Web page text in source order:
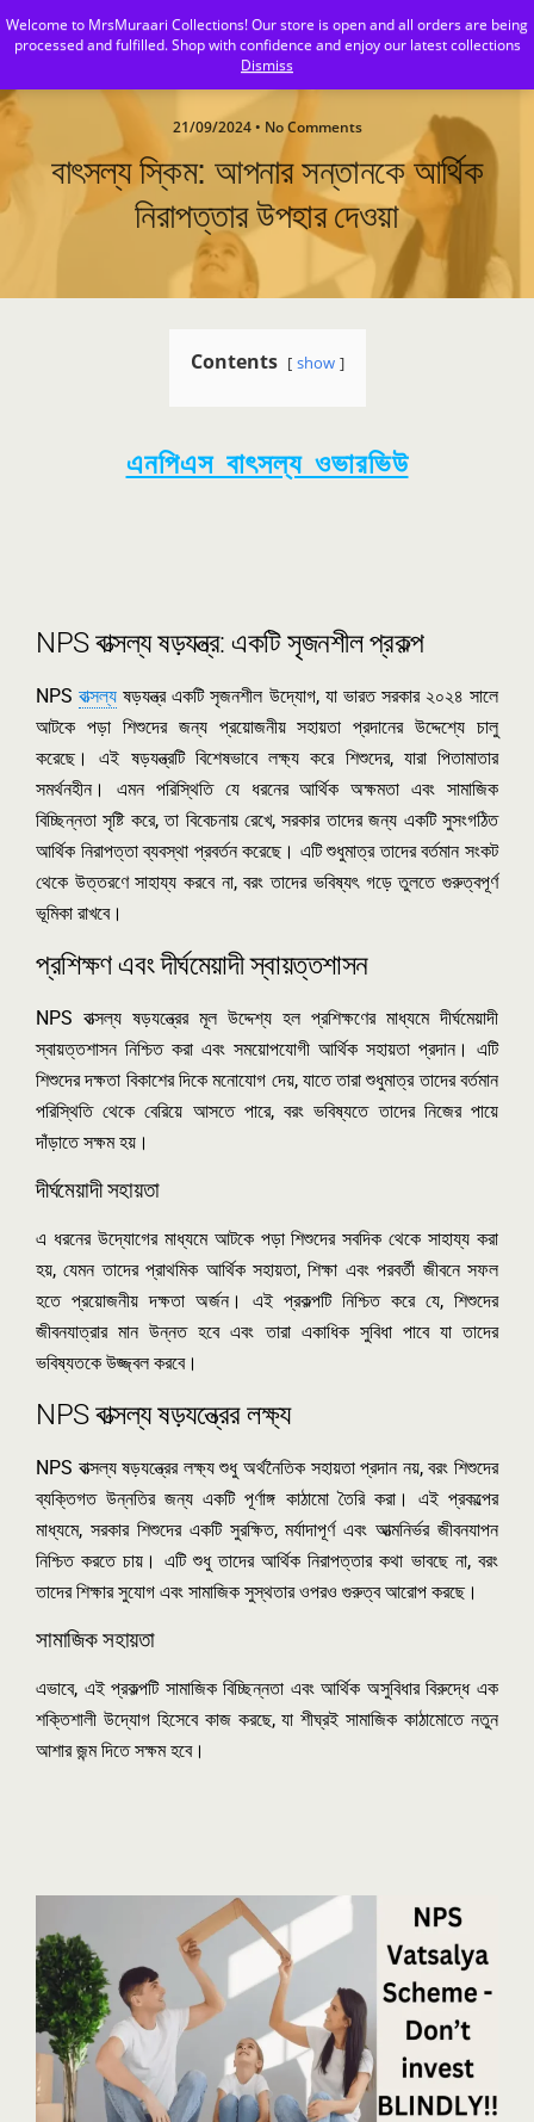
MrsMuraari
21/09/2024 • No Comments
বাৎসল্য স্কিম: আপনার সন্তানকে আর্থিক
নিরাপত্তার উপহার দেওয়া
Contents show
এনপিএস বাৎসল্য ওভারভিউ
NPS বাত্সল্য ষড়যন্ত্র: একটি সৃজনশীল প্রকল্প
NPSবাত্সল্য ষড়যন্ত্র একটি সৃজনশীল উদ্যোগ, যা ভারত সরকার ২০২৪ সালে
আটকে পড়া শিশুদের জন্য প্রয়োজনীয় সহায়তা প্রদানের উদ্দেশ্যে চালু
করেছে। এই ষড়যন্ত্রটি বিশেষভাবে লক্ষ্য করে শিশুদের, যারা পিতামাতার
সমর্থনহীন। এমন পরিস্থিতি যে ধরনের আর্থিক অক্ষমতা এবং সামাজিক
বিচ্ছিন্নতা সৃষ্টি করে, তা বিবেচনায় রেখে, সরকার তাদের জন্য একটি সুসংগঠিত
আর্থিক নিরাপত্তা ব্যবস্থা প্রবর্তন করেছে। এটি শুধুমাত্র তাদের বর্তমান সংকট
থেকে উত্তরণে সাহায্য করবে না, বরং তাদের ভবিষ্যৎ গড়ে তুলতে গুরুত্বপূর্ণ
ভূমিকা রাখবে।
প্রশিক্ষণ এবং দীর্ঘমেয়াদী স্বায়ত্তশাসন
NPS বাত্সল্য ষড়যন্ত্রের মূল উদ্দেশ্য হল প্রশিক্ষণের মাধ্যমে দীর্ঘমেয়াদী
স্বায়ত্তশাসন নিশ্চিত করা এবং সময়োপযোগী আর্থিক সহায়তা প্রদান। এটি
শিশুদের দক্ষতা বিকাশের দিকে মনোযোগ দেয়, যাতে তারা শুধুমাত্র তাদের বর্তমান
পরিস্থিতি থেকে বেরিয়ে আসতে পারে, বরং ভবিষ্যতে তাদের নিজের পায়ে
দাঁড়াতে সক্ষম হয়।
দীর্ঘমেয়াদী সহায়তা
এ ধরনের উদ্যোগের মাধ্যমে আটকে পড়া শিশুদের সবদিক থেকে সাহায্য করা
হয়, যেমন তাদের প্রাথমিক আর্থিক সহায়তা, শিক্ষা এবং পরবর্তী জীবনে সফল
হতে প্রয়োজনীয় দক্ষতা অর্জন। এই প্রকল্পটি নিশ্চিত করে যে, শিশুদের
জীবনযাত্রার মান উন্নত হবে এবং তারা একাধিক সুবিধা পাবে যা তাদের
ভবিষ্যতকে উজ্জ্বল করবে।
NPS বাত্সল্য ষড়যন্ত্রের লক্ষ্য
NPS বাত্সল্য ষড়যন্ত্রের লক্ষ্য শুধু অর্থনৈতিক সহায়তা প্রদান নয়, বরং শিশুদের
ব্যক্তিগত উন্নতির জন্য একটি পূর্ণাঙ্গ কাঠামো তৈরি করা। এই প্রকল্পের
মাধ্যমে, সরকার শিশুদের একটি সুরক্ষিত, মর্যাদাপূর্ণ এবং আত্মনির্ভর জীবনযাপন
নিশ্চিত করতে চায়। এটি শুধু তাদের আর্থিক নিরাপত্তার কথা ভাবছে না, বরং
তাদের শিক্ষার সুযোগ এবং সামাজিক সুস্থতার ওপরও গুরুত্ব আরোপ করছে।
সামাজিক সহায়তা
এভাবে, এই প্রকল্পটি সামাজিক বিচ্ছিন্নতা এবং আর্থিক অসুবিধার বিরুদ্ধে এক
শক্তিশালী উদ্যোগ হিসেবে কাজ করছে, যা শীঘ্রই সামাজিক কাঠামোতে নতুন
আশার জন্ম দিতে সক্ষম হবে।
Welcome to MrsMuraari Collections! Our store is open and all orders are being
processed and fulfilled. Shop with confidence and enjoy our latest collections
Dismiss